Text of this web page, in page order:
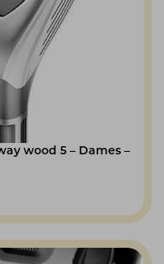
wood 5 – Dames –